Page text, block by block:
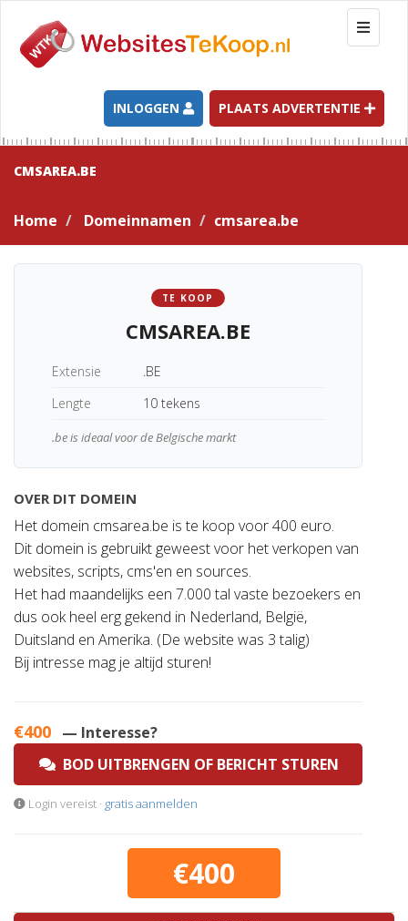
T
o
g
l
e
n
a
t
INLOGGEN PLAATS ADVERTENTIE
CMSAREA.BE
Home Domeinnamen cmsarea.be
TE KOOP
CMSAREA.BE
Extensie
.BE
Lengte
10 tekens
.be is ideaal voor de Belgische markt
OVER DIT DOMEIN
Het domein cmsarea.be is te koop voor 400 euro.
Dit domein is gebruikt geweest voor het verkopen van
websites, scripts, cms'en en sources.
Het had maandelijks een 7.000 tal vaste bezoekers en
dus ook heel erg gekend in Nederland, België,
Duitsland en Amerika. (De website was 3 talig)
Bij intresse mag je altijd sturen!
€400 — Interesse?
BOD UITBRENGEN OF BERICHT STUREN
Login vereist · gratis aanmelden
€400